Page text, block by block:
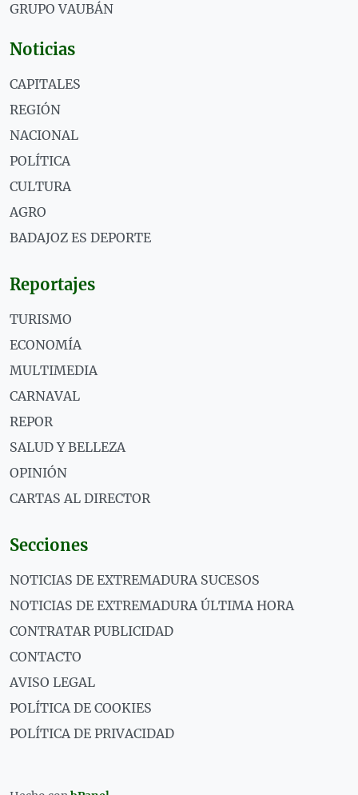
GRUPO VAUBÁN
Noticias
CAPITALES
REGIÓN
NACIONAL
POLÍTICA
CULTURA
AGRO
BADAJOZ ES DEPORTE
Reportajes
TURISMO
ECONOMÍA
MULTIMEDIA
CARNAVAL
REPOR
SALUD Y BELLEZA
OPINIÓN
CARTAS AL DIRECTOR
Secciones
NOTICIAS DE EXTREMADURA SUCESOS
NOTICIAS DE EXTREMADURA ÚLTIMA HORA
CONTRATAR PUBLICIDAD
CONTACTO
AVISO LEGAL
POLÍTICA DE COOKIES
POLÍTICA DE PRIVACIDAD